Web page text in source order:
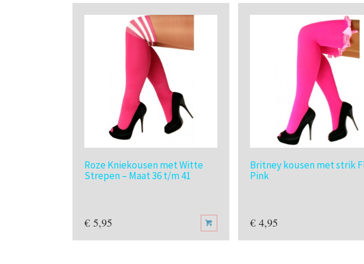
Roze Kniekousen met Witte
Strepen – Maat 36 t/m 41
€ 5,95
Britney kousen met strik
Pink
€4,95